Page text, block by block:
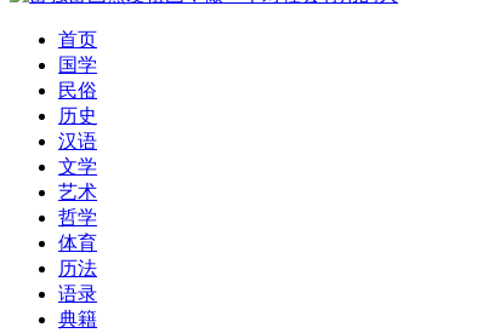
首页
国学
民俗
历史
汉语
文学
艺术
哲学
体育
历法
语录
典籍